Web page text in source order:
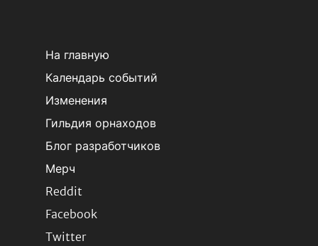
На главную
Календарь событий
Изменения
Гильдия орнаходов
Блог разработчиков
Мерч
Reddit
Facebook
Twitter